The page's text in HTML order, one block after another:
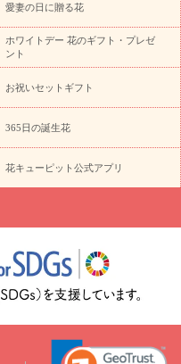
ミディ胡蝶蘭・お供え
産直多肉植物
プリザーブ
み 花とセットギフト
-ハナモア-）
花とみどりの
カラー ピンク
ユリ トルコキキョウ
予
円～ お祝い・
円～ お祝い・10000円～
み・3000円～
お供え・お
・7000円～
お供え・お悔
花カレンダー
開店・開業祝
お祝いを贈るときのマナー・
ム一覧
誕生日のお花を「色
算相場
出産祝いお役立ち情
トのお祝いワンポイントアド
ナー
お見舞いのマナーとル
祝い花のマナー総まとめ
開店祝いの花 選び方ガイ
愛妻の日に贈る花
ホワイトデー 花のギフト・プレゼ
ント
お祝いセットギフト
365日の誕生花
花キューピット公式アプリ